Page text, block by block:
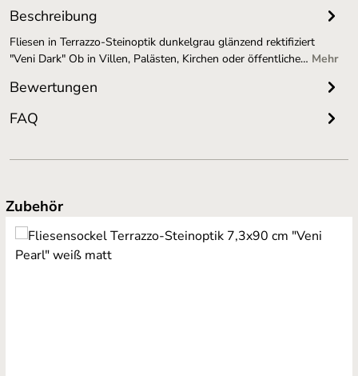
Beschreibung
Fliesen in Terrazzo-Steinoptik dunkelgrau glänzend rektifiziert
"Veni Dark" Ob in Villen, Palästen, Kirchen oder öffentliche… Mehr
Bewertungen
FAQ
Produktgalerie überspringen
Zubehör